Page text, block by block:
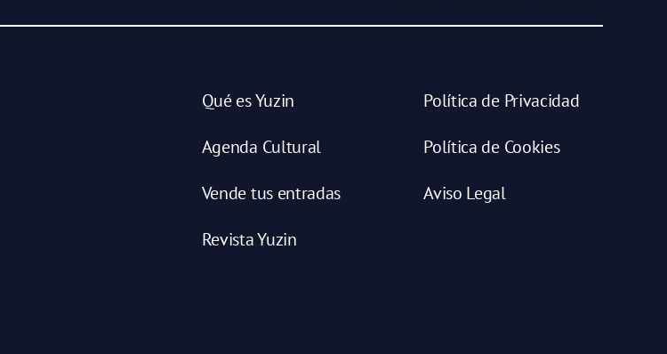
Qué es Yuzin
Agenda Cultural
Vende tus entradas
Revista Yuzin
Política de Privacidad
Política de Cookies
Aviso Legal